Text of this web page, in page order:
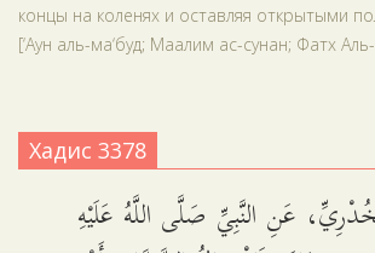
концы на коленях и оставляя открытыми
[‘Аун аль-ма‘буд; Маалим ас-сунан; Фатх
Хадис 3378
عَنِ النَّبِيِّ صَلَّى اللَّهُ عَلَيْهِ